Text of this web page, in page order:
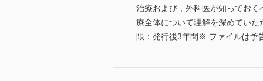
治療および，外科医が知ってお
療全体について理解を深めてい
限：発行後3年間※ ファイルは予